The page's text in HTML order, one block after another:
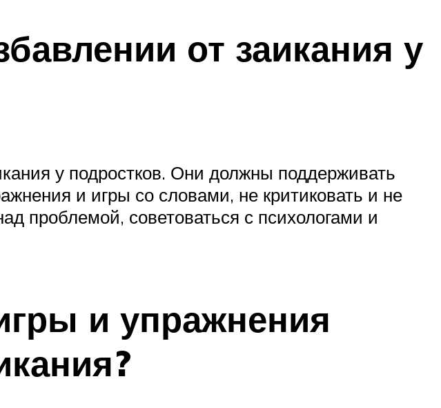
от заикания у
у подростков. Они должны поддерживать
и игры со словами, не критиковать и не
проблемой, советоваться с психологами и
и упражнения